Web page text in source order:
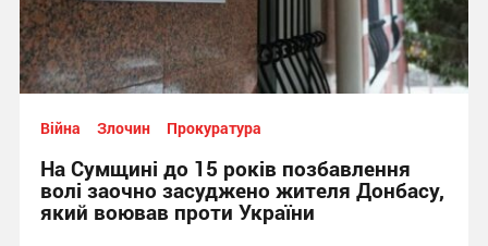
Війна Злочин Прокуратура
На Сумщині до 15 років позбавлення
волі заочно засуджено жителя Донбасу,
який воював проти України